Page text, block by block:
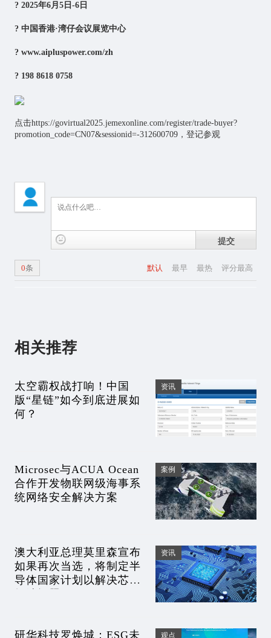
? 2025年6月5日-6日
? 中国香港·湾仔会议展览中心
? www.aipluspower.com/zh
? 198 8618 0758
点击https://govirtual2025.jemexonline.com/register/trade-buyer?
promotion_code=CN07&sessionid=-312600709，登记参观
提交
默认 最早 最热 评分最高
0条
相关推荐
太空霸权战打响！中国
版“星链”如今到底进展如
何？
资讯
Microsec与ACUA Ocean
合作开发物联网级海事系
统网络安全解决方案
案例
澳大利亚总理莫里森宣布
如果再次当选，将制定半
导体国家计划以解决芯片
资讯
研华科技罗焕城：ESG未 观点